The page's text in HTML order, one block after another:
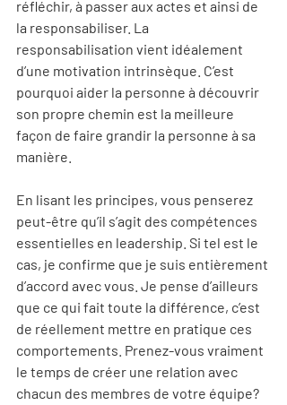
réfléchir, à passer aux actes et ainsi de
la responsabiliser. La
responsabilisation vient idéalement
d’une motivation intrinsèque. C’est
pourquoi aider la personne à découvrir
son propre chemin est la meilleure
façon de faire grandir la personne à sa
manière.
En lisant les principes, vous penserez
peut-être qu’il s’agit des compétences
essentielles en leadership. Si tel est le
cas, je confirme que je suis entièrement
d’accord avec vous. Je pense d’ailleurs
que ce qui fait toute la différence, c’est
de réellement mettre en pratique ces
comportements. Prenez-vous vraiment
le temps de créer une relation avec
chacun des membres de votre équipe?